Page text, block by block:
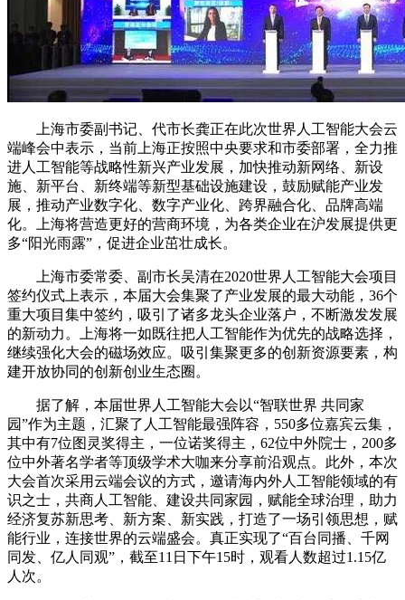
上海市委副书记、代市长龚正在此次世界人工智能大会云
端峰会中表示，当前上海正按照中央要求和市委部署，全力推
进人工智能等战略性新兴产业发展，加快推动新网络、新设
施、新平台、新终端等新型基础设施建设，鼓励赋能产业发
展，推动产业数字化、数字产业化、跨界融合化、品牌高端
化。上海将营造更好的营商环境，为各类企业在沪发展提供更
多“阳光雨露”，促进企业茁壮成长。
上海市委常委、副市长吴清在2020世界人工智能大会项目
签约仪式上表示，本届大会集聚了产业发展的最大动能，36个
重大项目集中签约，吸引了诸多龙头企业落户，不断激发发展
的新动力。上海将一如既往把人工智能作为优先的战略选择，
继续强化大会的磁场效应。吸引集聚更多的创新资源要素，构
建开放协同的创新创业生态圈。
据了解，本届世界人工智能大会以“智联世界 共同家
园”作为主题，汇聚了人工智能最强阵容，550多位嘉宾云集，
其中有7位图灵奖得主，一位诺奖得主，62位中外院士，200多
位中外著名学者等顶级学术大咖来分享前沿观点。此外，本次
大会首次采用云端会议的方式，邀请海内外人工智能领域的有
识之士，共商人工智能、建设共同家园，赋能全球治理，助力
经济复苏新思考、新方案、新实践，打造了一场引领思想，赋
能行业，连接世界的云端盛会。真正实现了“百台同播、千网
同发、亿人同观”，截至11日下午15时，观看人数超过1.15亿
人次。